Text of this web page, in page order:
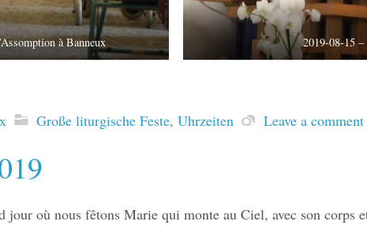
à Banneux 2019-08-15 –
Große liturgische Feste, Uhrzeiten Leave a comment
jour où nous fêtons Marie qui monte au Ciel, avec son corps